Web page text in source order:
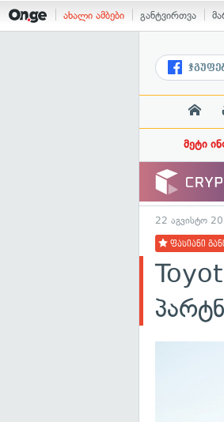
ახალი ამბები განტვირთვა
მეტი
22 აგვისტო
ფასიანი